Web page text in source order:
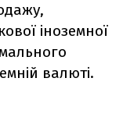
іноземної
валюті.